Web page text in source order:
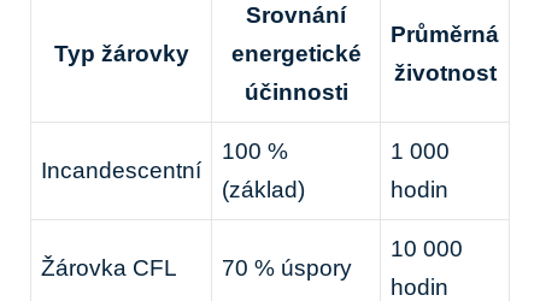
Typ žárovky
Srovnání
energetické
účinnosti
Průměrná
životnost
Incandescentní
100 %
(základ)
1 000
hodin
Žárovka CFL 70 % úspory
10 000
hodin